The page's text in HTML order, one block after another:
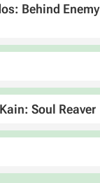
Behind Enemy
Soul Reaver